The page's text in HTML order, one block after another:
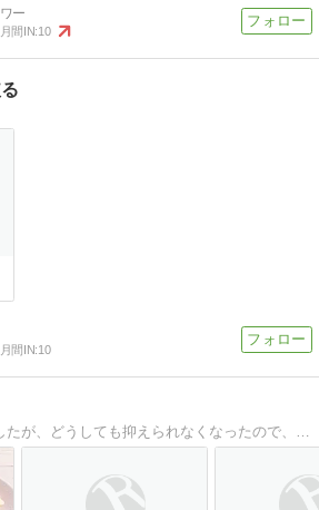
月間IN:10
月間IN:10
しばらく休んでましたが、どうしても抑えられなくなったので、また書こうと思います。神が、仏が、あなたを、わたしたちを、どれほど愛しているか、ということをです。